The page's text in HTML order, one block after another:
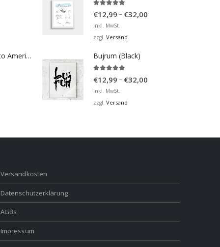
Bosna Take Me to America Navijačka Majica 2
€12,99 – €32,00
Inkl. MwSt.
zzgl. Versand
Bujrum (Black)
€12,99 – €32,00
Inkl. MwSt.
zzgl. Versand
Versandkosten
Datenschutzerklärung
AGBs
Impressum